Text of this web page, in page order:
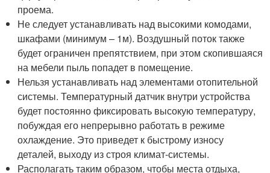
проема.
Не следует устанавливать над высокими комодами,
шкафами (минимум – 1м). Воздушный поток также
будет ограничен препятствием, при этом скопившаяся
на мебели пыль попадет в помещение.
Нельзя устанавливать над элементами отопительной
системы. Температурный датчик внутри устройства
будет постоянно фиксировать высокую температуру,
побуждая его непрерывно работать в режиме
охлаждение. Это приведет к быстрому износу
деталей, выходу из строя климат-системы.
Располагать таким образом, чтобы места отдыха,